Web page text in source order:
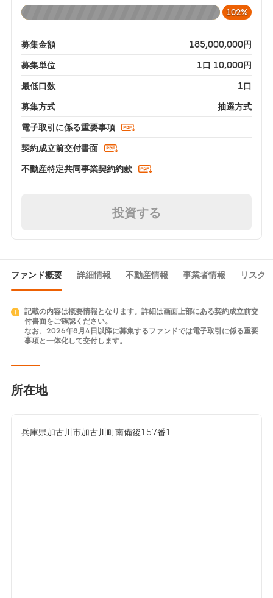
102%
募集金額
185,000,000円
募集単位
1口 10,000円
最低口数
1口
募集方式
抽選方式
電⼦取引に係る重要事項
契約成立前交付書面
不動産特定共同事業契約約款
投資する
ファンド概要 詳細情報 不動産情報 事業者情報 リスク
記載の内容は概要情報となります。詳細は画面上部にある契約成立前交
付書面をご確認ください。
なお、2026年8月4日以降に募集するファンドでは電子取引に係る重要
事項と一体化して交付します。
所在地
兵庫県加古川市加古川町南備後157番1